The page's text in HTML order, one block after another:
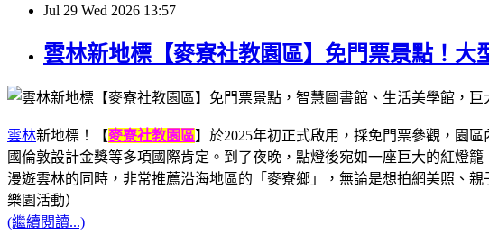
Jul 29 Wed 2026 13:57
雲林新地標【麥寮社教園區】免門票景點！
雲林新地標！【麥寮社教園區】於2025年初正式啟用，採免門票參觀，園
國倫敦設計金獎等多項國際肯定。到了夜晚，點燈後宛如一座巨大的紅燈
漫遊雲林的同時，非常推薦沿海地區的「麥寮鄉」，無論是想拍網美照、
樂園活動）
(繼續閱讀...)